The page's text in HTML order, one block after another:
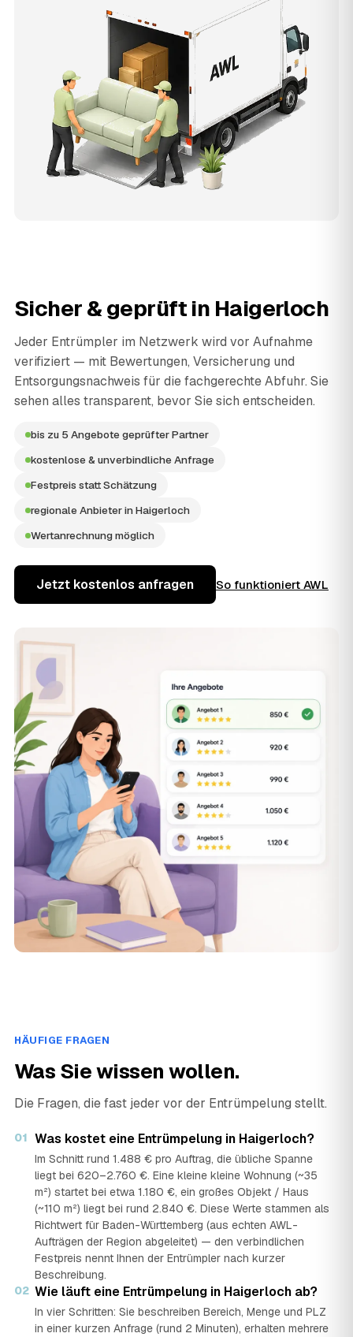
Sicher & geprüft in Haigerloch
Jeder Entrümpler im Netzwerk wird vor Aufnahme
verifiziert — mit Bewertungen, Versicherung und
Entsorgungsnachweis für die fachgerechte Abfuhr. Sie
sehen alles transparent, bevor Sie sich entscheiden.
bis zu 5 Angebote geprüfter Partner
kostenlose & unverbindliche Anfrage
Festpreis statt Schätzung
regionale Anbieter in Haigerloch
Wertanrechnung möglich
Jetzt kostenlos anfragen So funktioniert AWL
HÄUFIGE FRAGEN
Was Sie wissen wollen.
Die Fragen, die fast jeder vor der Entrümpelung stellt.
01 Was kostet eine Entrümpelung in Haigerloch?
Im Schnitt rund 1.488 € pro Auftrag, die übliche Spanne
liegt bei 620–2.760 €. Eine kleine kleine Wohnung (~35
m²) startet bei etwa 1.180 €, ein großes Objekt / Haus
(~110 m²) liegt bei rund 2.840 €. Diese Werte stammen als
Richtwert für Baden-Württemberg (aus echten AWL-
Aufträgen der Region abgeleitet) — den verbindlichen
Festpreis nennt Ihnen der Entrümpler nach kurzer
Beschreibung.
02 Wie läuft eine Entrümpelung in Haigerloch ab?
In vier Schritten: Sie beschreiben Bereich, Menge und PLZ
in einer kurzen Anfrage (rund 2 Minuten), erhalten mehrere